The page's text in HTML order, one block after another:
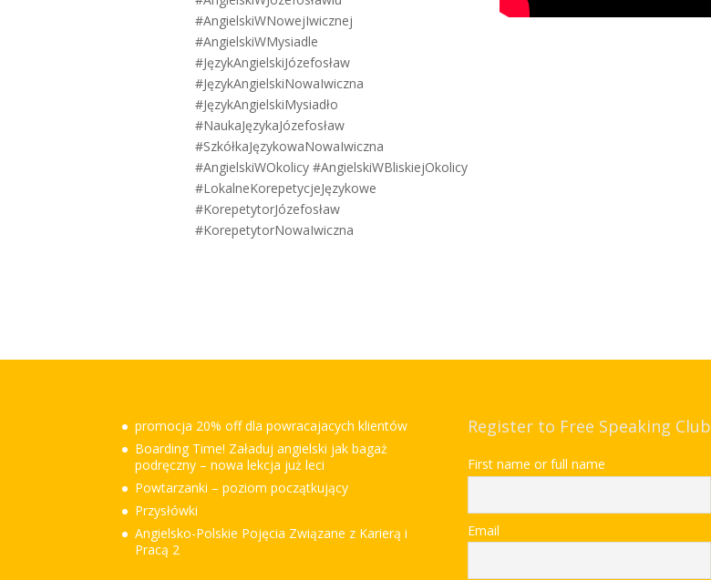
#AngielskiWNowejIwicznej
#AngielskiWMysiadle
#JęzykAngielskiJózefosław
#JęzykAngielskiNowaIwiczna
#JęzykAngielskiMysiadło
#NaukaJęzykaJózefosław
#SzkółkaJęzykowaNowaIwiczna
#AngielskiWOkolicy #AngielskiWBliskiejOkolicy
#LokalneKorepetycjeJęzykowe
#KorepetytorJózefosław
#KorepetytorNowaIwiczna
promocja 20% off dla powracajacych klientów
Boarding Time! Załaduj angielski jak bagaż
podręczny – nowa lekcja już leci
Powtarzanki – poziom początkujący
Przysłówki
Angielsko-Polskie Pojęcia Związane z Karierą i
Pracą 2
Register to Free Speaking Club
First name or full name
Email